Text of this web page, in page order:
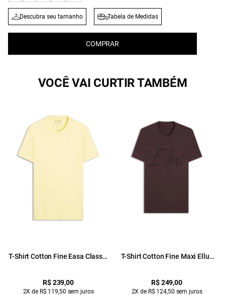
Descubra seu tamanho Tabela de Medidas
COMPRAR
VOCÊ VAI CURTIR TAMBÉM
T-Shirt Cotton Fine Easa Classic
R$ 239,00
2X de R$ 119,50 sem juros
T-Shirt Cotton Fine Maxi Ellus
R$ 249,00
2X de R$ 124,50 sem juros